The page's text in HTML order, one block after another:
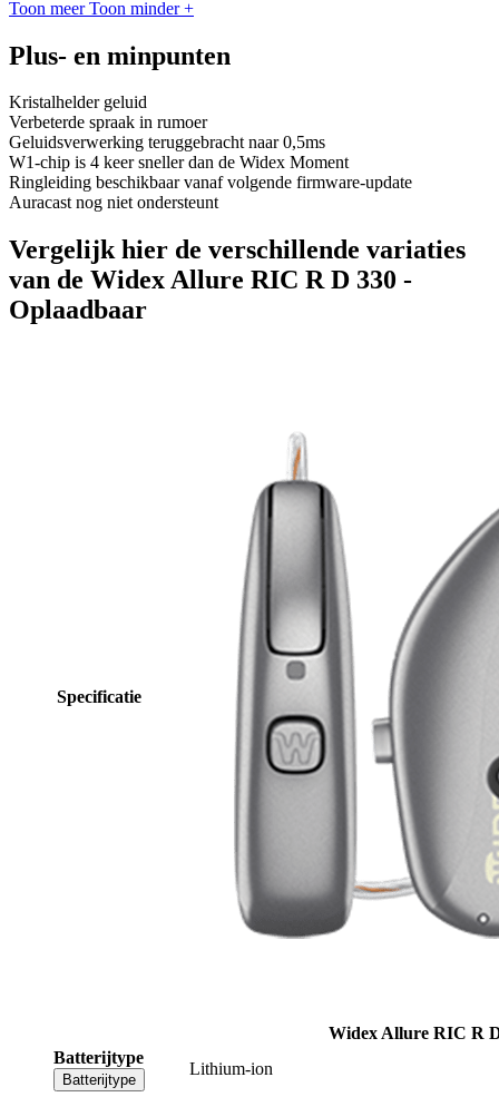
Toon meer Toon minder +
Plus- en minpunten
Kristalhelder geluid
Verbeterde spraak in rumoer
Geluidsverwerking teruggebracht naar 0,5ms
W1-chip is 4 keer sneller dan de Widex Moment
Ringleiding beschikbaar vanaf volgende firmware-update
Auracast nog niet ondersteunt
Vergelijk hier de verschillende variaties
van de Widex Allure RIC R D 330 -
Oplaadbaar
Specificatie
Widex Allure RIC R
Batterijtype
Batterijtype
Lithium-ion